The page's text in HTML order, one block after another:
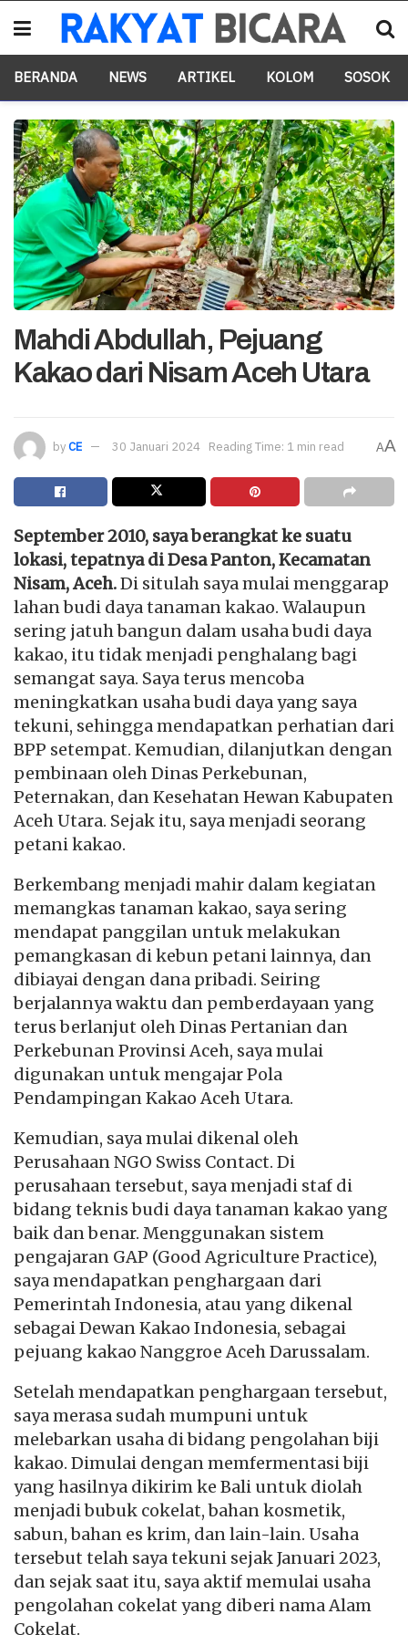
BERANDA NEWS ARTIKEL KOLOM SOSOK
Mahdi Abdullah, Pejuang
Kakao dari Nisam Aceh Utara
byCE 30 Januari 2024 Reading Time: 1 min read AA
September 2010, saya berangkat ke suatu
lokasi, tepatnya di Desa Panton, Kecamatan
Nisam, Aceh.Di situlah saya mulai menggarap
lahan budi daya tanaman kakao. Walaupun
sering jatuh bangun dalam usaha budi daya
kakao, itu tidak menjadi penghalang bagi
semangat saya. Saya terus mencoba
meningkatkan usaha budi daya yang saya
tekuni, sehingga mendapatkan perhatian dari
BPP setempat. Kemudian, dilanjutkan dengan
pembinaan oleh Dinas Perkebunan,
Peternakan, dan Kesehatan Hewan Kabupaten
Aceh Utara. Sejak itu, saya menjadi seorang
petani kakao.
Berkembang menjadi mahir dalam kegiatan
memangkas tanaman kakao, saya sering
mendapat panggilan untuk melakukan
pemangkasan di kebun petani lainnya, dan
dibiayai dengan dana pribadi. Seiring
berjalannya waktu dan pemberdayaan yang
terus berlanjut oleh Dinas Pertanian dan
Perkebunan Provinsi Aceh, saya mulai
digunakan untuk mengajar Pola
Pendampingan Kakao Aceh Utara.
Kemudian, saya mulai dikenal oleh
Perusahaan NGO Swiss Contact. Di
perusahaan tersebut, saya menjadi staf di
bidang teknis budi daya tanaman kakao yang
baik dan benar. Menggunakan sistem
pengajaran GAP (Good Agriculture Practice),
saya mendapatkan penghargaan dari
Pemerintah Indonesia, atau yang dikenal
sebagai Dewan Kakao Indonesia, sebagai
pejuang kakao Nanggroe Aceh Darussalam.
Setelah mendapatkan penghargaan tersebut,
saya merasa sudah mumpuni untuk
melebarkan usaha di bidang pengolahan biji
kakao. Dimulai dengan memfermentasi biji
yang hasilnya dikirim ke Bali untuk diolah
menjadi bubuk cokelat, bahan kosmetik,
sabun, bahan es krim, dan lain-lain. Usaha
tersebut telah saya tekuni sejak Januari 2023,
dan sejak saat itu, saya aktif memulai usaha
pengolahan cokelat yang diberi nama Alam
Cokelat.